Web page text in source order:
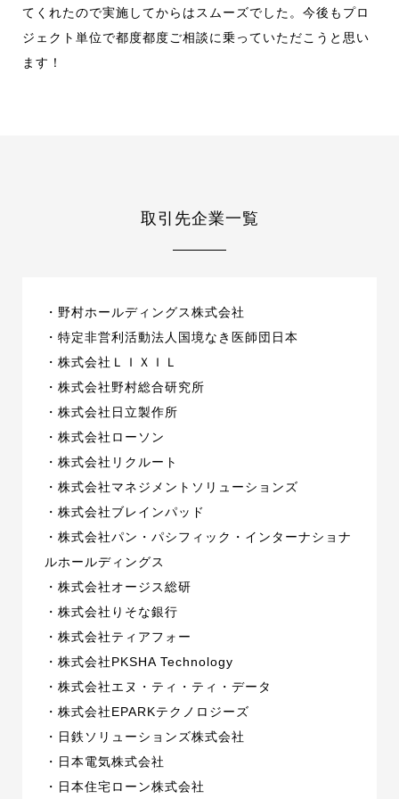
てくれたので実施してからはスムーズでした。今後もプロ
ジェクト単位で都度都度ご相談に乗っていただこうと思い
ます！
取引先企業一覧
・野村ホールディングス株式会社
・特定非営利活動法人国境なき医師団日本
・株式会社ＬＩＸＩＬ
・株式会社野村総合研究所
・株式会社日立製作所
・株式会社ローソン
・株式会社リクルート
・株式会社マネジメントソリューションズ
・株式会社ブレインパッド
・株式会社パン・パシフィック・インターナショナ
ルホールディングス
・株式会社オージス総研
・株式会社りそな銀行
・株式会社ティアフォー
・株式会社PKSHA Technology
・株式会社エヌ・ティ・ティ・データ
・株式会社EPARKテクノロジーズ
・日鉄ソリューションズ株式会社
・日本電気株式会社
・日本住宅ローン株式会社